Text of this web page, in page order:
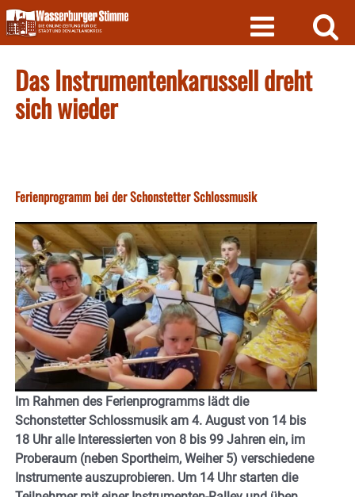
Skip
to
content
Das Instrumentenkarussell dreht
sich wieder
Ferienprogramm bei der Schonstetter Schlossmusik
Im Rahmen des Ferienprogramms lädt die
Schonstetter Schlossmusik am 4. August von 14 bis
18 Uhr alle Interessierten von 8 bis 99 Jahren ein, im
Proberaum (neben Sportheim, Weiher 5) verschiedene
Instrumente auszuprobieren. Um 14 Uhr starten die